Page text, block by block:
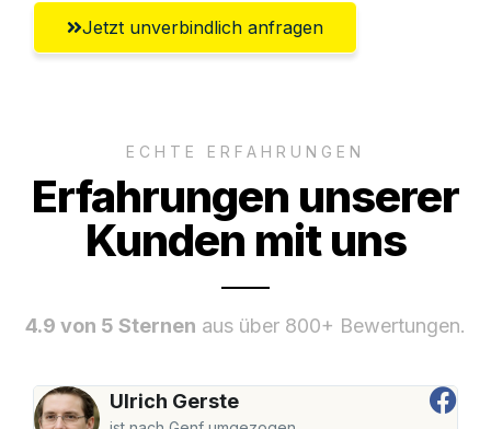
Jetzt unverbindlich anfragen
ECHTE ERFAHRUNGEN
Erfahrungen unserer
Kunden mit uns
4.9 von 5 Sternen aus über 800+ Bewertungen.
Ulrich Gerste